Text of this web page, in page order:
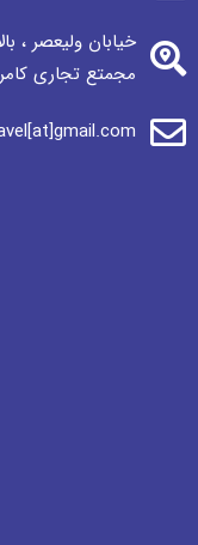
خیابان ولیعصر ،
مجمتع تجاری كامران ، پلاک 1930